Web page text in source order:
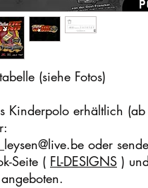
(siehe Fotos)
Kinderpolo erhältlich
oder
Seite ( FL-DESIGNS )